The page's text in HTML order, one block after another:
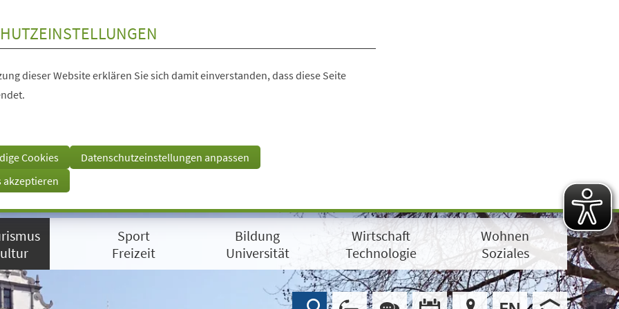
dieser Website erklären Sie sich damit einverstanden, dass diese Seite
Cookies
Datenschutzeinstellungen anpassen
akzeptieren
Sport
Freizeit
Bildung
Universität
Wirtschaft
Technologie
Wohnen
Soziales